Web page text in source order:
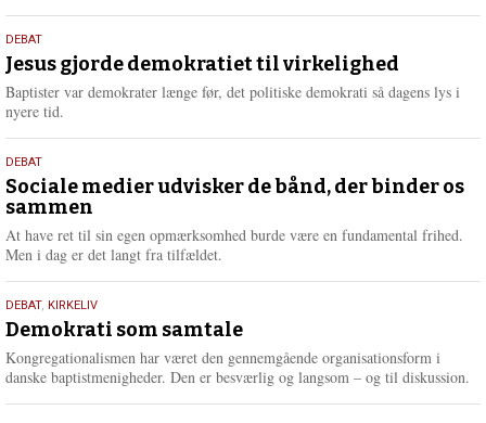
e
e
18.
maj
2026
DEBAT
Jesus gjorde demokratiet til virkelighed
Baptister var demokrater længe før, det politiske demokrati så dagens lys i
nyere tid.
18.
maj
2026
DEBAT
Sociale medier udvisker de bånd, der binder os
sammen
At have ret til sin egen opmærksomhed burde være en fundamental frihed.
Men i dag er det langt fra tilfældet.
18.
maj
2026
DEBAT, KIRKELIV
Demokrati som samtale
Kongregationalismen har været den gennemgående organisationsform i
danske baptistmenigheder. Den er besværlig og langsom – og til diskussion.